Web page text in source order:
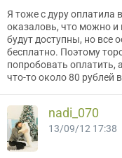
Я тоже с дуру оплатила
оказаловь, что можно и
будут доступны, но все
бесплатно. Поэтому
попробовать оплатить,
что-то около 80 рублей
nadi_070
13/09/12 17:38